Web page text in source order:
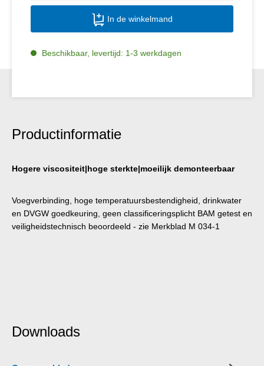
In de winkelmand
Beschikbaar, levertijd: 1-3 werkdagen
Productinformatie
Hogere viscositeit|hoge sterkte|moeilijk demonteerbaar
Voegverbinding, hoge temperatuursbestendigheid, drinkwater
en DVGW goedkeuring, geen classificeringsplicht BAM getest en
veiligheidstechnisch beoordeeld - zie Merkblad M 034-1
Downloads